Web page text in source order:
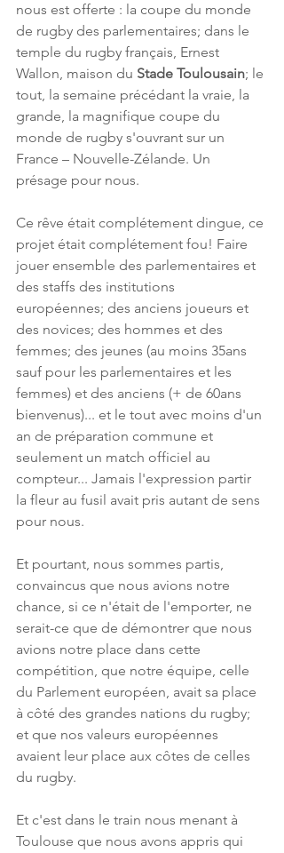
nous est offerte : la coupe du monde
de rugby des parlementaires; dans le
temple du rugby français, Ernest
Wallon, maison du Stade Toulousain; le
tout, la semaine précédant la vraie, la
grande, la magnifique coupe du
monde de rugby s'ouvrant sur un
France – Nouvelle-Zélande. Un
présage pour nous.
Ce rêve était complétement dingue, ce
projet était complétement fou! Faire
jouer ensemble des parlementaires et
des staffs des institutions
européennes; des anciens joueurs et
des novices; des hommes et des
femmes; des jeunes (au moins 35ans
sauf pour les parlementaires et les
femmes) et des anciens (+ de 60ans
bienvenus)... et le tout avec moins d'un
an de préparation commune et
seulement un match officiel au
compteur... Jamais l'expression partir
la fleur au fusil avait pris autant de sens
pour nous.
Et pourtant, nous sommes partis,
convaincus que nous avions notre
chance, si ce n'était de l'emporter, ne
serait-ce que de démontrer que nous
avions notre place dans cette
compétition, que notre équipe, celle
du Parlement européen, avait sa place
à côté des grandes nations du rugby;
et que nos valeurs européennes
avaient leur place aux côtes de celles
du rugby.
Et c'est dans le train nous menant à
Toulouse que nous avons appris qui